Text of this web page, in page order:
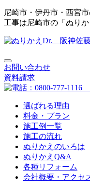
尼崎市・伊丹市・西宮
工事は尼崎市の「ぬり
お問い合わせ
資料請求
選ばれる理由
料金・プラン
施工例一覧
施工の流れ
ぬりかえのいろは
ぬりかえQ&A
各種リフォーム
会社概要・アクセ